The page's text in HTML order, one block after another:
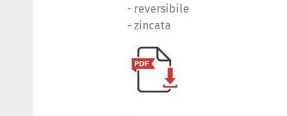
- reversibile
- zincata